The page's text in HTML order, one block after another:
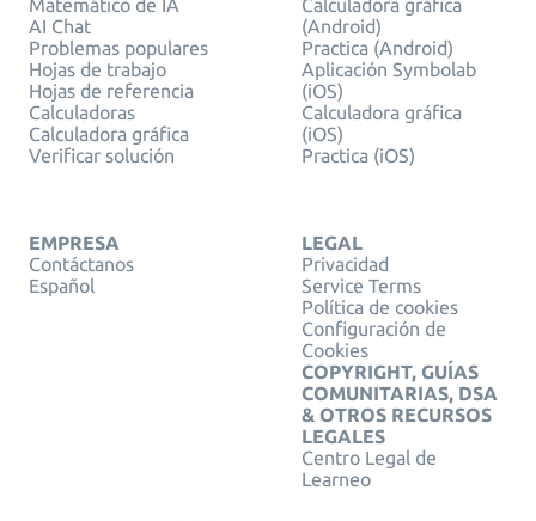
Matemático de IA
AI Chat
Problemas populares
Hojas de trabajo
Hojas de referencia
Calculadoras
Calculadora gráfica
Verificar solución
Calculadora gráfica
(Android)
Practica (Android)
Aplicación Symbolab
(iOS)
Calculadora gráfica
(iOS)
Practica (iOS)
EMPRESA
Contáctanos
Español
LEGAL
Privacidad
Service Terms
Política de cookies
Configuración de
Cookies
COPYRIGHT, GUÍAS
COMUNITARIAS, DSA
& OTROS RECURSOS
LEGALES
Centro Legal de
Learneo